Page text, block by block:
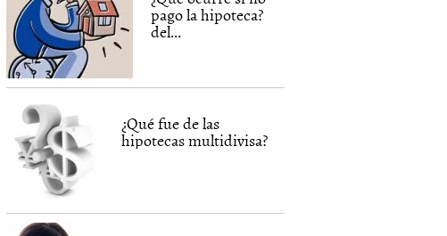
pago la hipoteca?
del...
¿Qué fue de las
hipotecas multidivisa?